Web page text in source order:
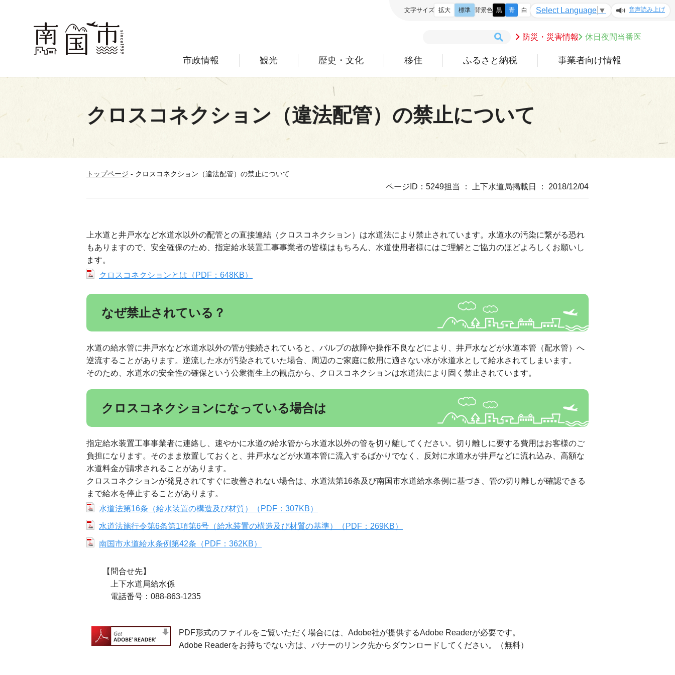
防災・災害情報 休日夜間当番医
市政情報 観光 歴史・文化 移住 ふるさと納税 事業者向け情報
文字サイズ 拡大 標準 背景色 黒 青 白 Select Language ▼ 音声読み上げ
クロスコネクション（違法配管）の禁止について
トップページ - クロスコネクション（違法配管）の禁止について
ページID：5249担当 ： 上下水道局掲載日 ： 2018/12/04
上水道と井戸水など水道水以外の配管との直接連結（クロスコネクション）は水道法により禁止されています。水道水の汚染に繋がる恐れ
もありますので、安全確保のため、指定給水装置工事事業者の皆様はもちろん、水道使用者様にはご理解とご協力のほどよろしくお願いし
ます。
クロスコネクションとは（PDF：648KB）
なぜ禁止されている？
水道の給水管に井戸水など水道水以外の管が接続されていると、バルブの故障や操作不良などにより、井戸水などが水道本管（配水管）へ
逆流することがあります。逆流した水が汚染されていた場合、周辺のご家庭に飲用に適さない水が水道水として給水されてしまいます。
そのため、水道水の安全性の確保という公衆衛生上の観点から、クロスコネクションは水道法により固く禁止されています。
クロスコネクションになっている場合は
指定給水装置工事事業者に連絡し、速やかに水道の給水管から水道水以外の管を切り離してください。切り離しに要する費用はお客様のご
負担になります。そのまま放置しておくと、井戸水などが水道本管に流入するばかりでなく、反対に水道水が井戸などに流れ込み、高額な
水道料金が請求されることがあります。
クロスコネクションが発見されてすぐに改善されない場合は、水道法第16条及び南国市水道給水条例に基づき、管の切り離しが確認できる
まで給水を停止することがあります。
水道法第16条（給水装置の構造及び材質）（PDF：307KB）
水道法施行令第6条第1項第6号（給水装置の構造及び材質の基準）（PDF：269KB）
南国市水道給水条例第42条（PDF：362KB）
【問合せ先】
上下水道局給水係
電話番号：088-863-1235
PDF形式のファイルをご覧いただく場合には、Adobe社が提供するAdobe Readerが必要です。
Adobe Readerをお持ちでない方は、バナーのリンク先からダウンロードしてください。（無料）